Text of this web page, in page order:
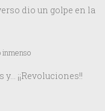
dio un golpe en la
inmenso
¡¡Revoluciones!!